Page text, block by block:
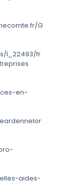
G
l_22493/fr
en-
aides-